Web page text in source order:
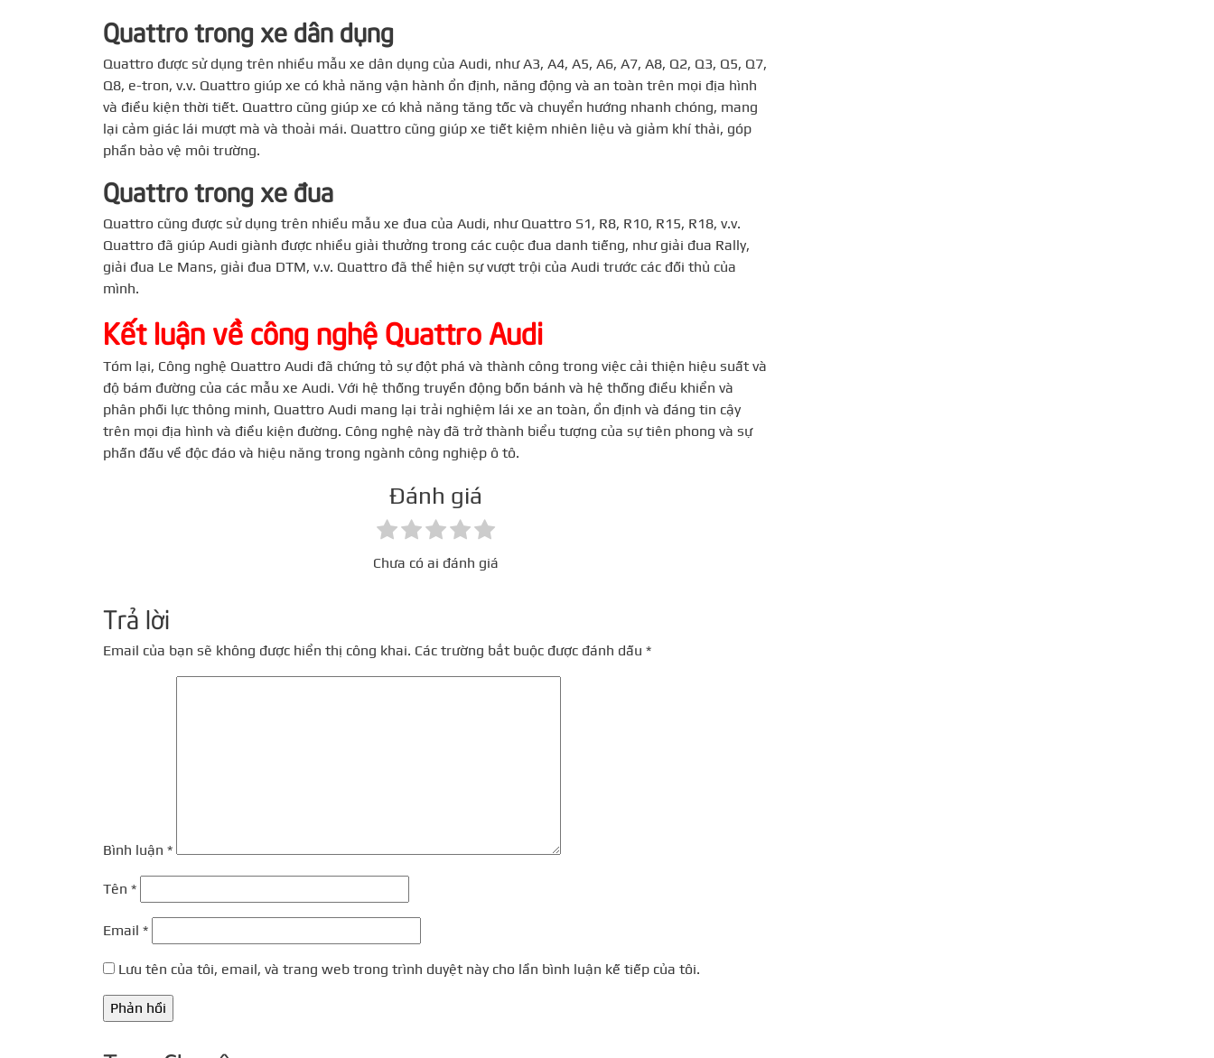
Quattro trong xe dân dụng
Quattro được sử dụng trên nhiều mẫu xe dân dụng của Audi, như A3, A4, A5, A6, A7, A8, Q2, Q3, Q5, Q7,
Q8, e-tron, v.v. Quattro giúp xe có khả năng vận hành ổn định, năng động và an toàn trên mọi địa hình
và điều kiện thời tiết. Quattro cũng giúp xe có khả năng tăng tốc và chuyển hướng nhanh chóng, mang
lại cảm giác lái mượt mà và thoải mái. Quattro cũng giúp xe tiết kiệm nhiên liệu và giảm khí thải, góp
phần bảo vệ môi trường.
Quattro trong xe đua
Quattro cũng được sử dụng trên nhiều mẫu xe đua của Audi, như Quattro S1, R8, R10, R15, R18, v.v.
Quattro đã giúp Audi giành được nhiều giải thưởng trong các cuộc đua danh tiếng, như giải đua Rally,
giải đua Le Mans, giải đua DTM, v.v. Quattro đã thể hiện sự vượt trội của Audi trước các đối thủ của
mình.
Kết luận về công nghệ Quattro Audi
Tóm lại, Công nghệ Quattro Audi đã chứng tỏ sự đột phá và thành công trong việc cải thiện hiệu suất và
độ bám đường của các mẫu xe Audi. Với hệ thống truyền động bốn bánh và hệ thống điều khiển và
phân phối lực thông minh, Quattro Audi mang lại trải nghiệm lái xe an toàn, ổn định và đáng tin cậy
trên mọi địa hình và điều kiện đường. Công nghệ này đã trở thành biểu tượng của sự tiên phong và sự
phấn đấu về độc đáo và hiệu năng trong ngành công nghiệp ô tô.
Đánh giá
Chưa có ai đánh giá
Trả lời
Email của bạn sẽ không được hiển thị công khai. Các trường bắt buộc được đánh dấu *
Bình luận *
Tên *
Email *
Lưu tên của tôi, email, và trang web trong trình duyệt này cho lần bình luận kế tiếp của tôi.